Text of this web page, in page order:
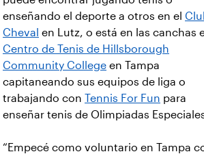
enseñando el deporte a otros en el
Cheval en Lutz, o está en las canchas
Centro de Tenis de Hillsborough
Community College en Tampa
capitaneando sus equipos de liga o
trabajando con Tennis For Fun para
enseñar tenis de Olimpiadas
“Empecé como voluntario en Tampa